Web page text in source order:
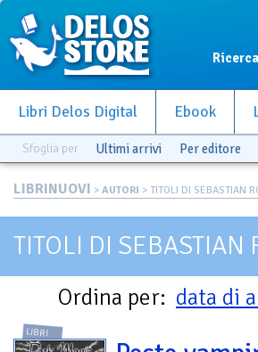
Ricerca
Libri Delos Digital Ebook
Sfoglia per Ultimi arrivi Per editore
LIBRINUOVI > AUTORI > TITOLI DI SEBASTIAN
TITOLI DI SEBASTIAN
Ordina per: data di
LIBRI